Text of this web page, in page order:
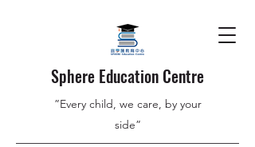
Sphere Education Centre
”Every child, we care, by your
side”